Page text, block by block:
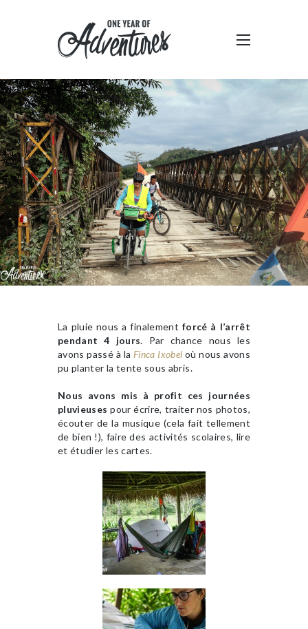
La pluie nous a finalement forcé à l’arrêt
pendant 4 jours. Par chance nous les
avons passé à la Finca Ixobel où nous avons
pu planter la tente sous abris.
Nous avons mis à profit ces journées
pluvieuses pour écrire, traiter nos photos,
écouter de la musique (cela fait tellement
de bien !), faire des activités scolaires, lire
et étudier les cartes.